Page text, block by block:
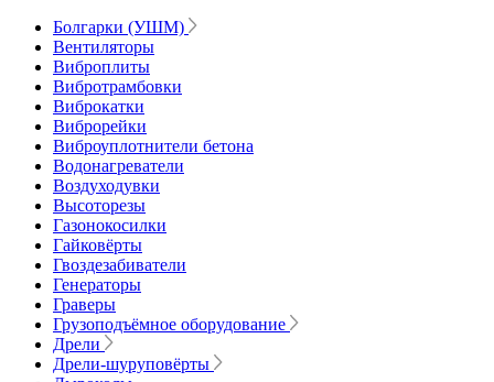
Болгарки (УШМ)
Вентиляторы
Виброплиты
Вибротрамбовки
Виброкатки
Виброрейки
Виброуплотнители бетона
Водонагреватели
Воздуходувки
Высоторезы
Газонокосилки
Гайковёрты
Гвоздезабиватели
Генераторы
Граверы
Грузоподъёмное оборудование
Дрели
Дрели-шуруповёрты